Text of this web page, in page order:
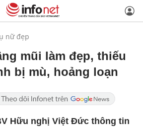
nữ đẹp
mũi làm đẹp, thiếu
bị mù, hoảng loạn
Hữu nghị Việt Đức thông tin